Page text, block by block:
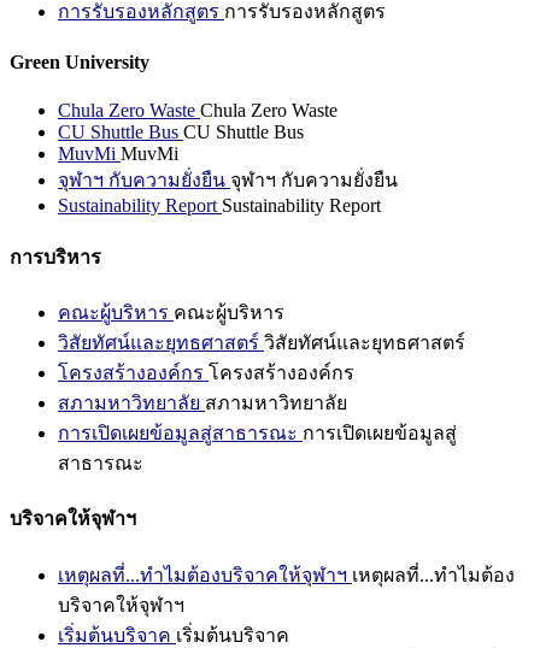
การรับรองหลักสูตร การรับรองหลักสูตร
Green University
Chula Zero Waste Chula Zero Waste
CU Shuttle Bus CU Shuttle Bus
MuvMi MuvMi
จุฬาฯ กับความยั่งยืน จุฬาฯ กับความยั่งยืน
Sustainability Report Sustainability Report
การบริหาร
คณะผู้บริหาร คณะผู้บริหาร
วิสัยทัศน์และยุทธศาสตร์ วิสัยทัศน์และยุทธศาสตร์
โครงสร้างองค์กร โครงสร้างองค์กร
สภามหาวิทยาลัย สภามหาวิทยาลัย
การเปิดเผยข้อมูลสู่สาธารณะ การเปิดเผยข้อมูลสู่
สาธารณะ
บริจาคให้จุฬาฯ
เหตุผลที่...ทำไมต้องบริจาคให้จุฬาฯ เหตุผลที่...ทำไมต้อง
บริจาคให้จุฬาฯ
เริ่มต้นบริจาค เริ่มต้นบริจาค